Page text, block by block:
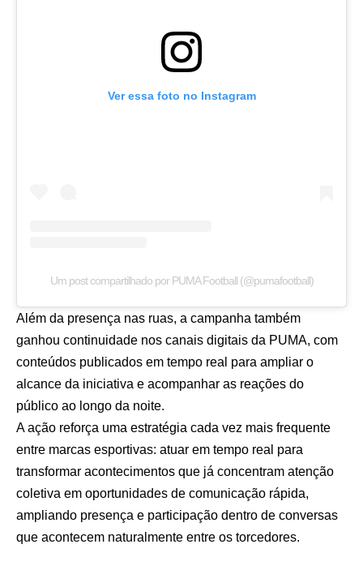
Ver essa foto no Instagram
Um post compartilhado por PUMA Football (@pumafootball)
Além da presença nas ruas, a campanha também
ganhou continuidade nos canais digitais da PUMA, com
conteúdos publicados em tempo real para ampliar o
alcance da iniciativa e acompanhar as reações do
público ao longo da noite.
A ação reforça uma estratégia cada vez mais frequente
entre marcas esportivas: atuar em tempo real para
transformar acontecimentos que já concentram atenção
coletiva em oportunidades de comunicação rápida,
ampliando presença e participação dentro de conversas
que acontecem naturalmente entre os torcedores.